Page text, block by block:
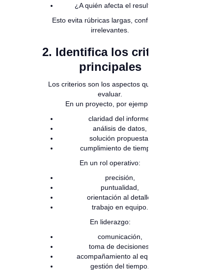
¿A quién afecta el resultado?
Esto evita rúbricas largas, confusas o
irrelevantes.
2. Identifica los criterios
principales
Los criterios son los aspectos que vas a
evaluar.
En un proyecto, por ejemplo:
claridad del informe,
análisis de datos,
solución propuesta,
cumplimiento de tiempos.
En un rol operativo:
precisión,
puntualidad,
orientación al detalle,
trabajo en equipo.
En liderazgo:
comunicación,
toma de decisiones,
acompañamiento al equipo,
gestión del tiempo.